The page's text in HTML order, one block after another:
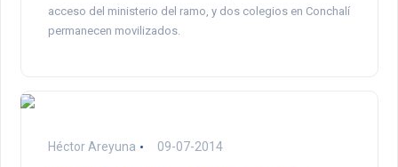
acceso del ministerio del ramo, y dos colegios en Conchalí
permanecen movilizados.
Héctor Areyuna 09-07-2014